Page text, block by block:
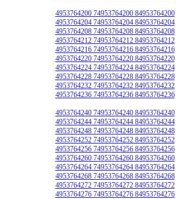
4953764200 74953764200 84953764200
4953764204 74953764204 84953764204
4953764208 74953764208 84953764208
4953764212 74953764212 84953764212
4953764216 74953764216 84953764216
4953764220 74953764220 84953764220
4953764224 74953764224 84953764224
4953764228 74953764228 84953764228
4953764232 74953764232 84953764232
4953764236 74953764236 84953764236
4953764240 74953764240 84953764240
4953764244 74953764244 84953764244
4953764248 74953764248 84953764248
4953764252 74953764252 84953764252
4953764256 74953764256 84953764256
4953764260 74953764260 84953764260
4953764264 74953764264 84953764264
4953764268 74953764268 84953764268
4953764272 74953764272 84953764272
4953764276 74953764276 84953764276